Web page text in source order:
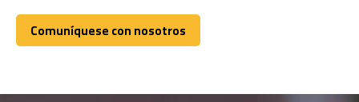
Comuníquese con nosotros
Comuníquese con nosotros